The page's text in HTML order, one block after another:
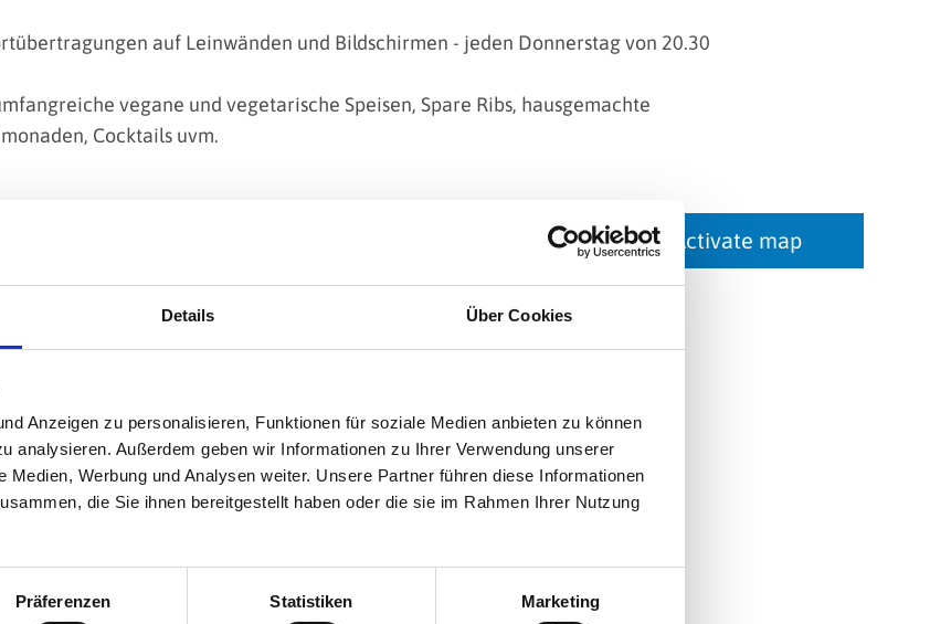
Details Über Cookies
Anzeigen zu personalisieren, Funktionen für soziale Medien anbieten zu können
analysieren. Außerdem geben wir Informationen zu Ihrer Verwendung unserer
Medien, Werbung und Analysen weiter. Unsere Partner führen diese Informationen
die Sie ihnen bereitgestellt haben oder die sie im Rahmen Ihrer Nutzung
Präferenzen Statistiken Marketing
auf Leinwänden und Bildschirmen - jeden Donnerstag von 20.30
vegane und vegetarische Speisen, Spare Ribs, hausgemachte
Cocktails uvm.
Activate map